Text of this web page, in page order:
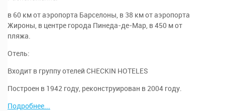
в 60 км от аэропорта Барселоны, в 38 км от аэропорта
Жироны, в центре города Пинеда-де-Мар, в 450 м от
пляжа.
Отель:
Входит в группу отелей CHECKIN HOTELES
Построен в 1942 году, реконструирован в 2004 году.
Подробнее...